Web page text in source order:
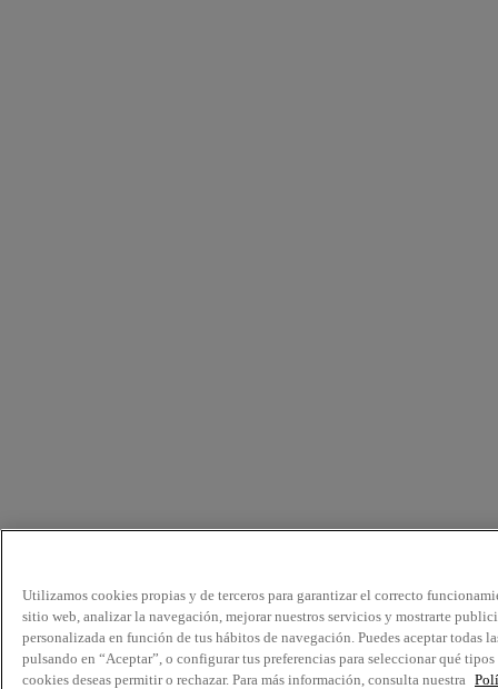
Utilizamos cookies propias y de terceros para garantizar el correcto
sitio web, analizar la navegación, mejorar nuestros servicios y mostrarte
personalizada en función de tus hábitos de navegación. Puedes aceptar todas
pulsando en “Aceptar”, o configurar tus preferencias para seleccionar qué tipos
cookies deseas permitir o rechazar. Para más información, consulta nuestra